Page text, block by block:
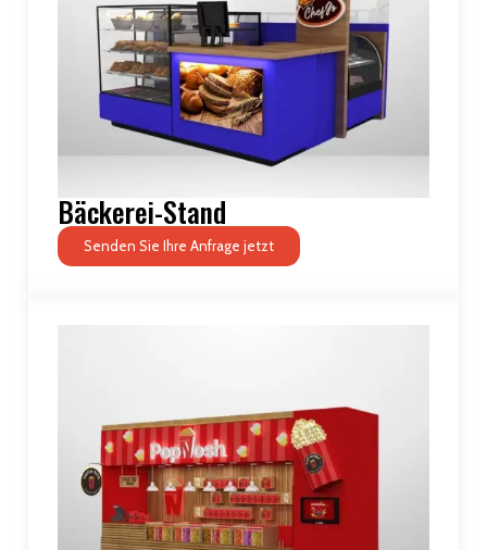
Bäckerei-Stand
Senden Sie Ihre Anfrage jetzt